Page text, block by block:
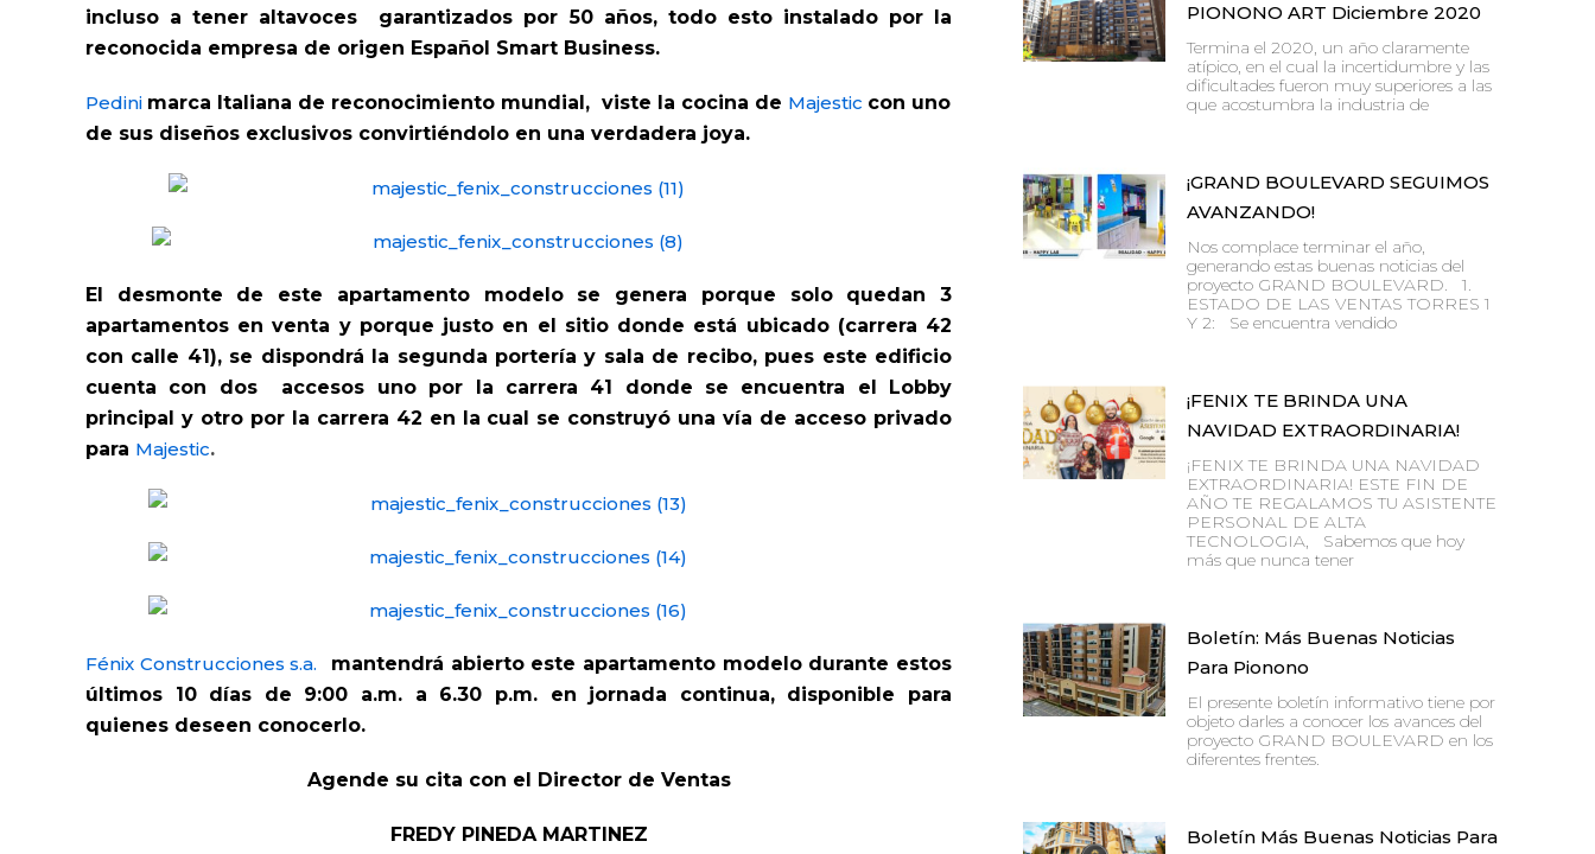
incluso a tener altavoces garantizados por 50 años, todo esto instalado por la
reconocida empresa de origen Español Smart Business.
Pedini marca Italiana de reconocimiento mundial, viste la cocina de Majestic con uno
de sus diseños exclusivos convirtiéndolo en una verdadera joya.
El desmonte de este apartamento modelo se genera porque solo quedan 3
apartamentos en venta y porque justo en el sitio donde está ubicado (carrera 42
con calle 41), se dispondrá la segunda portería y sala de recibo, pues este edificio
cuenta con dos accesos uno por la carrera 41 donde se encuentra el Lobby
principal y otro por la carrera 42 en la cual se construyó una vía de acceso privado
para Majestic.
Fénix Construcciones s.a.
mantendrá abierto este apartamento modelo durante estos
últimos 10 días de 9:00 a.m. a 6.30 p.m. en jornada continua, disponible para
quienes deseen conocerlo.
Agende su cita con el Director de Ventas
FREDY PINEDA MARTINEZ
PIONONO ART Diciembre 2020
Termina el 2020, un año claramente
atípico, en el cual la incertidumbre y las
dificultades fueron muy superiores a las
que acostumbra la industria de
¡GRAND BOULEVARD SEGUIMOS
AVANZANDO!
Nos complace terminar el año,
generando estas buenas noticias del
proyecto GRAND BOULEVARD. 1.
ESTADO DE LAS VENTAS TORRES 1
Y 2: Se encuentra vendido
¡FENIX TE BRINDA UNA
NAVIDAD EXTRAORDINARIA!
¡FENIX TE BRINDA UNA NAVIDAD
EXTRAORDINARIA! ESTE FIN DE
AÑO TE REGALAMOS TU ASISTENTE
PERSONAL DE ALTA
TECNOLOGIA, Sabemos que hoy
más que nunca tener
Boletín: Más Buenas Noticias
Para Pionono
El presente boletín informativo tiene por
objeto darles a conocer los avances del
proyecto GRAND BOULEVARD en los
diferentes frentes.
Boletín Más Buenas Noticias Para